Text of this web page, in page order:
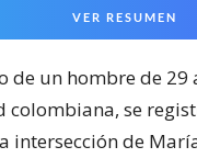
VER RESUMEN
de un hombre de 29
colombiana, se
intersección de